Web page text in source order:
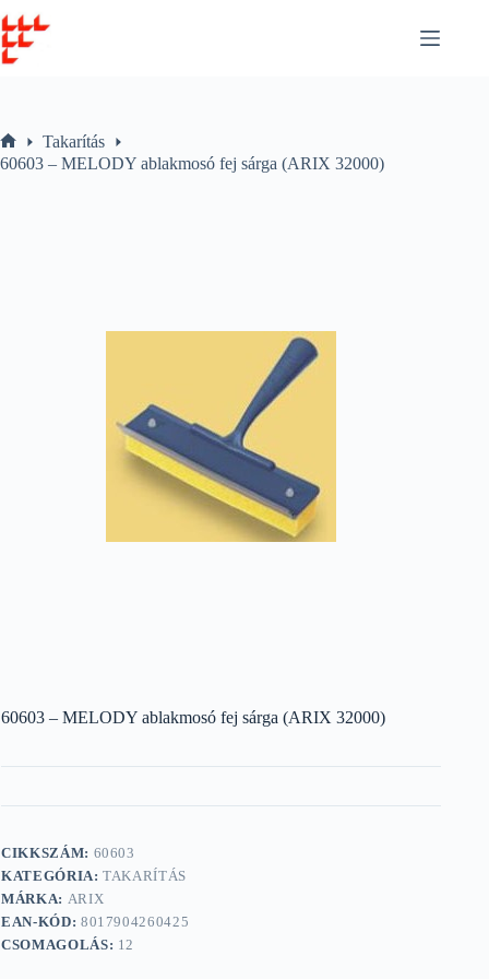
to
content
Home
Takarítás
60603 – MELODY ablakmosó fej sárga (ARIX 32000)
60603 – MELODY ablakmosó fej sárga (ARIX 32000)
CIKKSZÁM: 60603
KATEGÓRIA:TAKARÍTÁS
MÁRKA: ARIX
EAN-KÓD: 8017904260425
CSOMAGOLÁS: 12